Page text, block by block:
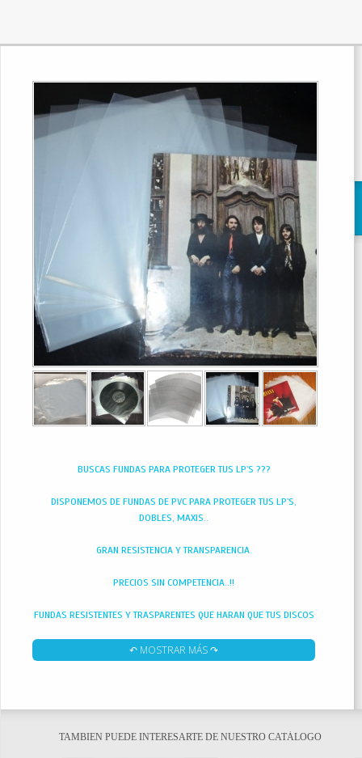
BUSCAS FUNDAS PARA PROTEGER TUS LP`S ???
DISPONEMOS DE FUNDAS DE PVC PARA PROTEGER TUS LP`S,
DOBLES, MAXIS..
GRAN RESISTENCIA Y TRANSPARENCIA.
PRECIOS SIN COMPETENCIA..!!
FUNDAS RESISTENTES Y TRASPARENTES QUE HARAN QUE TUS DISCOS
CONSERVEN PARA SIEMPRE.
LOS 60 EUR
↶ MOSTRAR MÁS ↷
TAMBIEN PUEDE INTERESARTE DE NUESTRO CATÁLOGO